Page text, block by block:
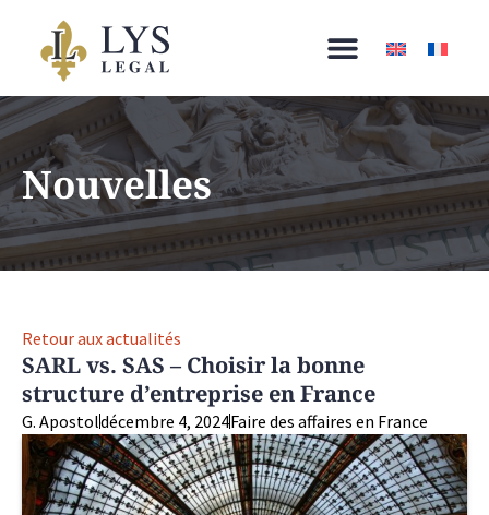
Nouvelles
Retour aux actualités
SARL vs. SAS – Choisir la bonne
structure d’entreprise en France
G. Apostoldécembre 4, 2024Faire des affaires en France